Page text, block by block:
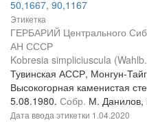
50,1667, 90,1167
Этикетка
ГЕРБАРИЙ Центрального
АН СССР
Kobresia simpliciuscula
Тувинская АССР, Монгун-
Высокогорная каменистая
5.08.1980. Собр. М. Данилов,
Дата ввода этикетки 1.04.2020